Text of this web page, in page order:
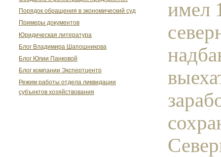
Порядок обращения в экономический суд
Примеры документов
Юридическая литература
Блог Владимира Шапошникова
Блог Юлии Панковой
Блог компании Экспертцентр
Режим работы отдела ликвидации
субъектов хозяйствования
имел